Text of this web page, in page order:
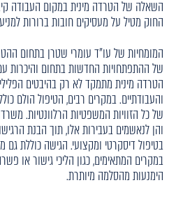
השאלה של הטרדה מינית במקום העבודה
החוק מטיל על מעסיקים חובות ברורות
המומחיות של עו"ד עומרי שטרן בתחום
של ההתפתחויות החדשות בתחום והיכרות
הטרדה מינית מתמקד לא רק בהיבטים
והעבודתיים. במקרים רבים, הטיפול הולם
של כל הזוויות המשפטיות הרלוונטיות.
והן לנאשמים בעבירות אלו, תוך הבנת
בטיפול דיסקרטי ומקצועי. הגישה כוללת גם
במקרים המתאימים, כגון הליכי גישור או
הימנעות מהסלמה מיותרת.